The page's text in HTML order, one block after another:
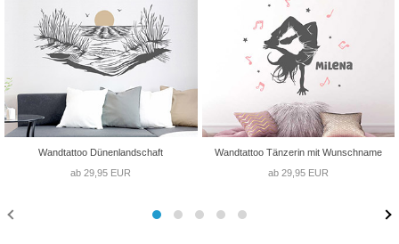
Wandtattoo Dünenlandschaft
ab 29,95 EUR
Wandtattoo Tänzerin mit Wunschname
ab 29,95 EUR